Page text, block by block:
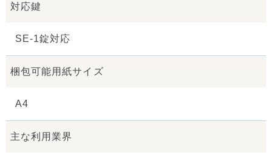
対応鍵
SE-1錠対応
梱包可能用紙サイズ
A4
主な利用業界